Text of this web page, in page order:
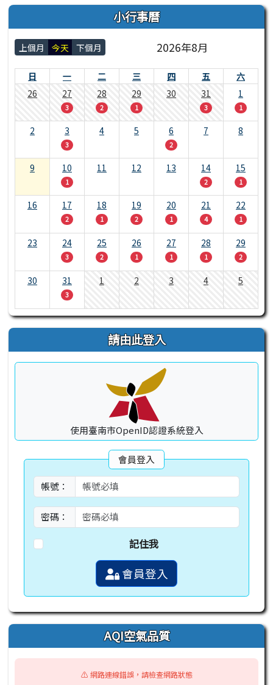
小行事曆
上個月 今天 下個月 2026年8月
日 一 二 三 四 五
六
26
27
3
28
2
29
1
30 31
3
1
1
2 3
3
4 5 6
2
7 8
9 10
1
11 12 13 14
2
15
1
16 17
2
18
1
19
2
20
1
21
4
22
1
23 24
3
25
2
26
1
27
1
28
1
29
2
30 31
3
1 2 3 4 5
請由此登入
使用臺南市OpenID認證系統登入
會員登入
帳號：
密碼：
記住我
會員登入
AQI空氣品質
⚠️ 網路連線錯誤，請檢查網路狀態